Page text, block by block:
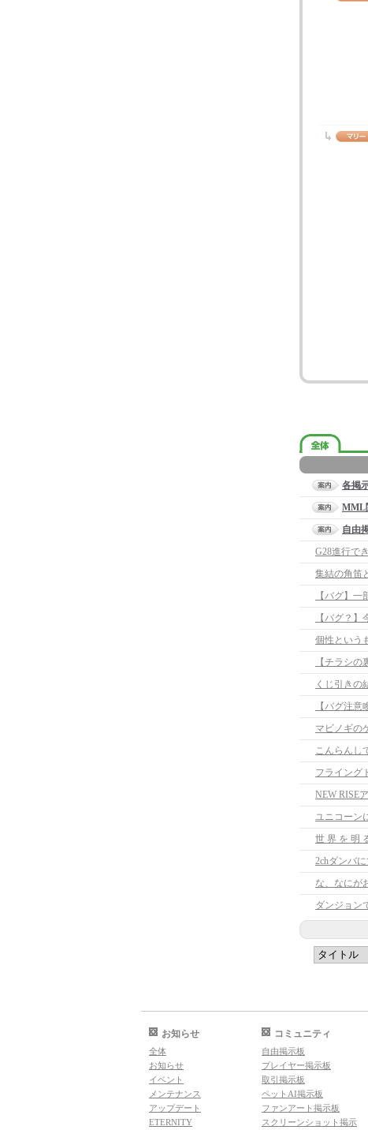
各掲
MML
自由
G28進行で
集結の角笛
【バグ】
【バグ？
個性という
【チラシ
くじ引きの
マビノギの
こんらんし
フライング
NEW RISE
ユニコーン
世 界 を 明
2chダンバ
な、なにが
ダンジョン
お知らせ
全体
お知らせ
イベント
メンテナンス
アップデート
ETERNITY
コミュニティ
自由掲示板
プレイヤー掲示板
取引掲示板
ペットAI掲示板
ファンアート掲示板
スクリーンショット掲示